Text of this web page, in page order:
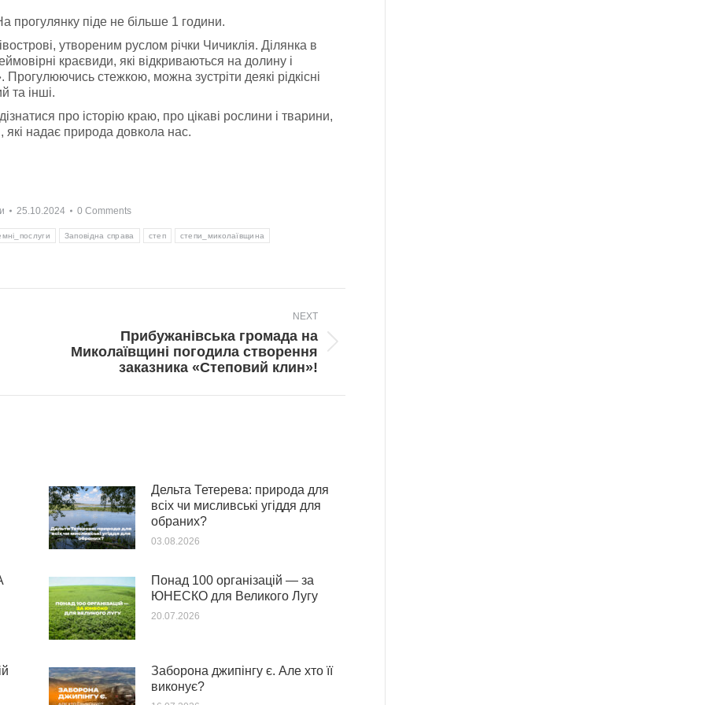
прогулянку піде не більше 1 години.
утвореним руслом річки Чичиклія. Ділянка в
краєвиди, які відкриваються на долину і
стежкою, можна зустріти деякі рідкісні
та інші.
про історію краю, про цікаві рослини і тварини,
які надає природа довкола нас.
25.10.2024 0 Comments
Заповідна справа степ степи_миколаївщина
NEXT
Next
Прибужанівська громада на
Миколаївщині погодила створення
заказника «Степовий клин»!
Дельта Тетерева: природа для
всіх чи мисливські угіддя для
обраних?
03.08.2026
Понад 100 організацій — за
ЮНЕСКО для Великого Лугу
20.07.2026
Заборона джипінгу є. Але хто її
виконує?